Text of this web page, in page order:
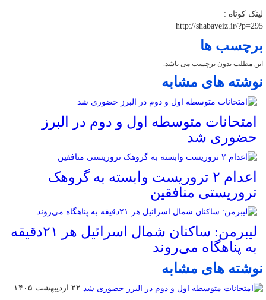
لینک کوتاه :
http://shabaveiz.ir/?p=295
برچسب ها
این مطلب بدون برچسب می باشد.
نوشته های مشابه
امتحانات متوسطه اول و دوم در البرز
حضوری شد
اعدام ۲ تروریست وابسته به گروهک
تروریستی منافقین
لیبرمن: ساکنان شمال اسرائیل هر ۲۱دقیقه
به پناهگاه می‌روند
نوشته های مشابه
۲۲ اردیبهشت ۱۴۰۵